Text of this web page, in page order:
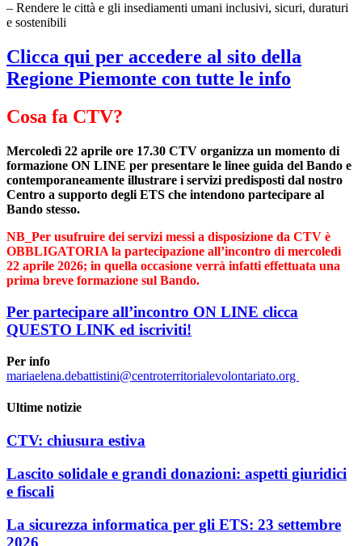
– Rendere le città e gli insediamenti umani inclusivi, sicuri, duraturi
e sostenibili
Clicca qui per accedere al sito della
Regione Piemonte con tutte le info
Cosa fa CTV?
Mercoledì 22 aprile ore 17.30 CTV organizza un momento di
formazione ON LINE per presentare le linee guida del Bando e
contemporaneamente illustrare i servizi predisposti dal nostro
Centro a supporto degli ETS che intendono partecipare al
Bando stesso.
NB_Per usufruire dei servizi messi a disposizione da CTV è
OBBLIGATORIA la partecipazione all’incontro di mercoledì
22 aprile 2026; in quella occasione verrà infatti effettuata una
prima breve formazione sul Bando.
Per partecipare all’incontro ON LINE clicca
QUESTO LINK ed iscriviti!
Per info
mariaelena.debattistini@centroterritorialevolontariato.org
Ultime notizie
CTV: chiusura estiva
Lascito solidale e grandi donazioni: aspetti giuridici
e fiscali
La sicurezza informatica per gli ETS: 23 settembre
2026